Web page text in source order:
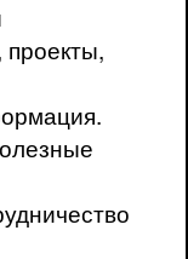
проекты,